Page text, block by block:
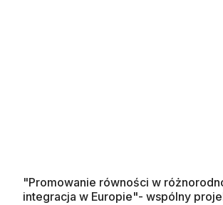
"Promowanie równości w
integracja w Europie"- wspólny